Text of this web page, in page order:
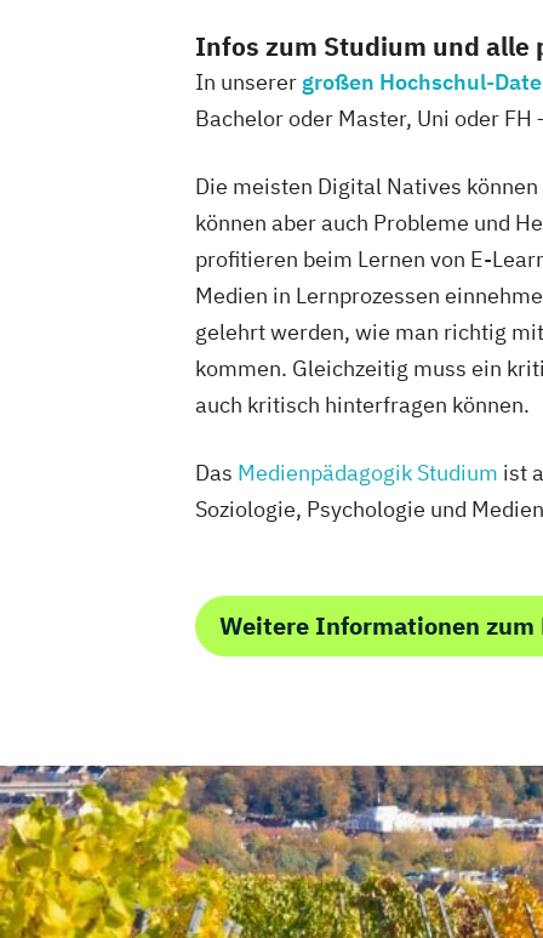
Infos zum Studium und alle
In unserer großen Hochschul-
Bachelor oder Master, Uni oder
Die meisten Digital Natives
können aber auch Probleme und
profitieren beim Lernen von E-
Medien in Lernprozessen
gelehrt werden, wie man richtig
kommen. Gleichzeitig muss ein
auch kritisch hinterfragen können.
Das Medienpädagogik Studium ist
Soziologie, Psychologie und
Weitere Informationen zum